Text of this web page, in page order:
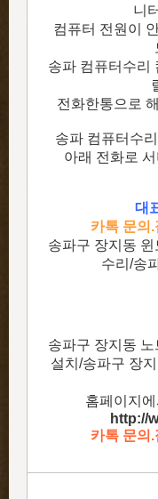
니
컴퓨터 전원이
송파 컴퓨터수리
전화한통으로
송파 컴퓨터수
아래 전화로
대
카톡 문의
송파구 장지동
수리/송
송파구 장지동
설치/송파구 장
홈페이지
http://
카톡 문의